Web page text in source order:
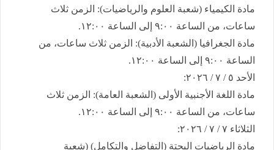
​مادة الكيمياء (شعبة العلوم والرياضيات): الزمن ثلاث
ساعات، من الساعة ٩:٠٠ إلى الساعة ١٢:٠٠.
​مادة الجغرافيا (الشعبة الأدبية): الزمن ثلاث ساعات، من
الساعة ٩:٠٠ إلى الساعة ١٢:٠٠.
​الأحد ٥ / ٧ / ٢٠٢٦:
​مادة اللغة الأجنبية الأولى (الشعبة العامة): الزمن ثلاث
ساعات، من الساعة ٩:٠٠ إلى الساعة ١٢:٠٠.
​الثلاثاء ٧ / ٧ / ٢٠٢٦:
​مادة الرياضيات البحتة (التفاضل والتكامل) (شعبة